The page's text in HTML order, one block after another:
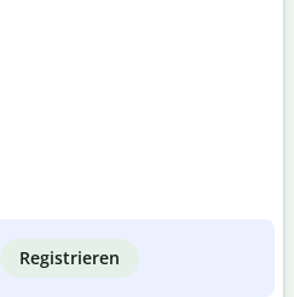
Registrieren